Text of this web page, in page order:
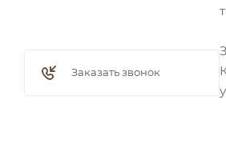
Заказать звонок